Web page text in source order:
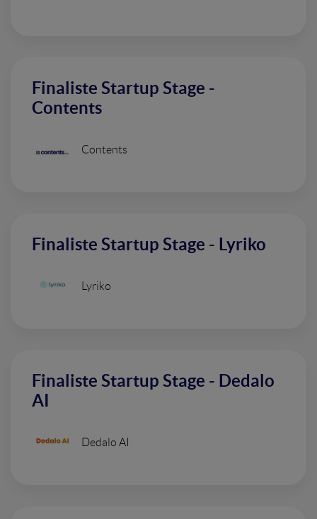
Finaliste Startup Stage -
Contents
Contents
Finaliste Startup Stage - Lyriko
Lyriko
Finaliste Startup Stage - Dedalo
AI
Dedalo AI